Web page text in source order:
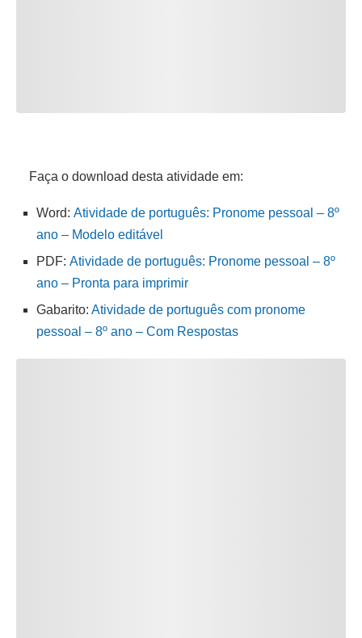
Faça o download desta atividade em:
Word: Atividade de português: Pronome pessoal – 8º
ano – Modelo editável
PDF: Atividade de português: Pronome pessoal – 8º
ano – Pronta para imprimir
Gabarito: Atividade de português com pronome
pessoal – 8º ano – Com Respostas